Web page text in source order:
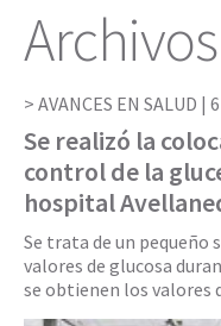
Archivos
AVANCES EN SALUD |
Se realizó la
control de la
hospital
Se trata de un pequeño
valores de glucosa
se obtienen los valores